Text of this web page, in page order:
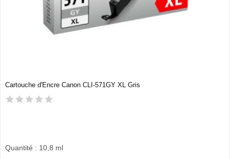
Cartouche d'Encre Canon CLI-571GY XL Gris
Quantité : 10,8 ml